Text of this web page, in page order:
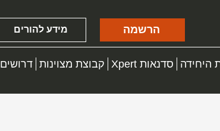
הרשמה מידע להורים
היחידה סדנאות Xpert קבוצת מצוינות דרושים